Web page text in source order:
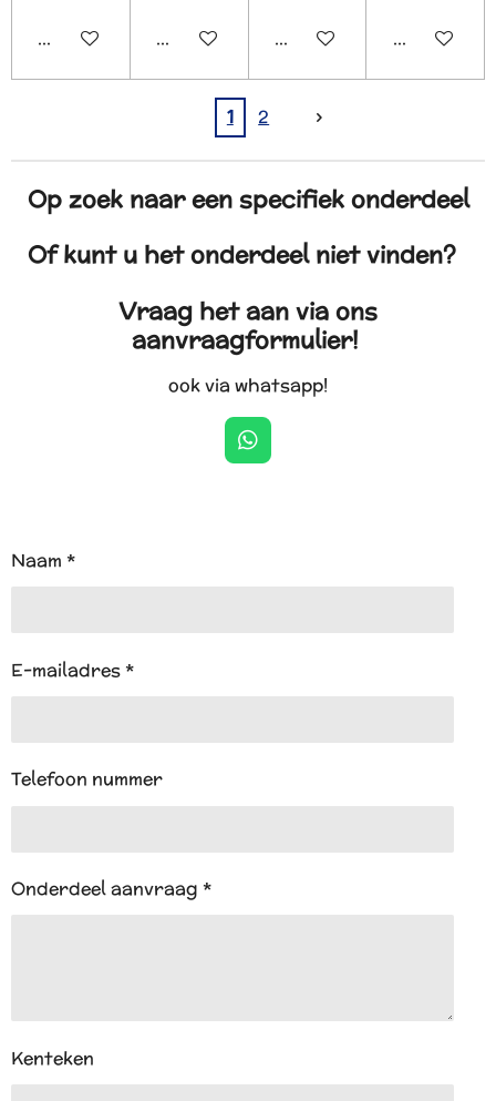
In winkelwagenIn winkelwagenIn winkelwagen
In
1 2
Op zoek naar een specifiek onderdeel
Of kunt u het onderdeel niet vinden?
Vraag het aan via ons
aanvraagformulier!
ook via whatsapp!
W
h
Naam *
E-mailadres *
Telefoon nummer
Onderdeel aanvraag *
Kenteken